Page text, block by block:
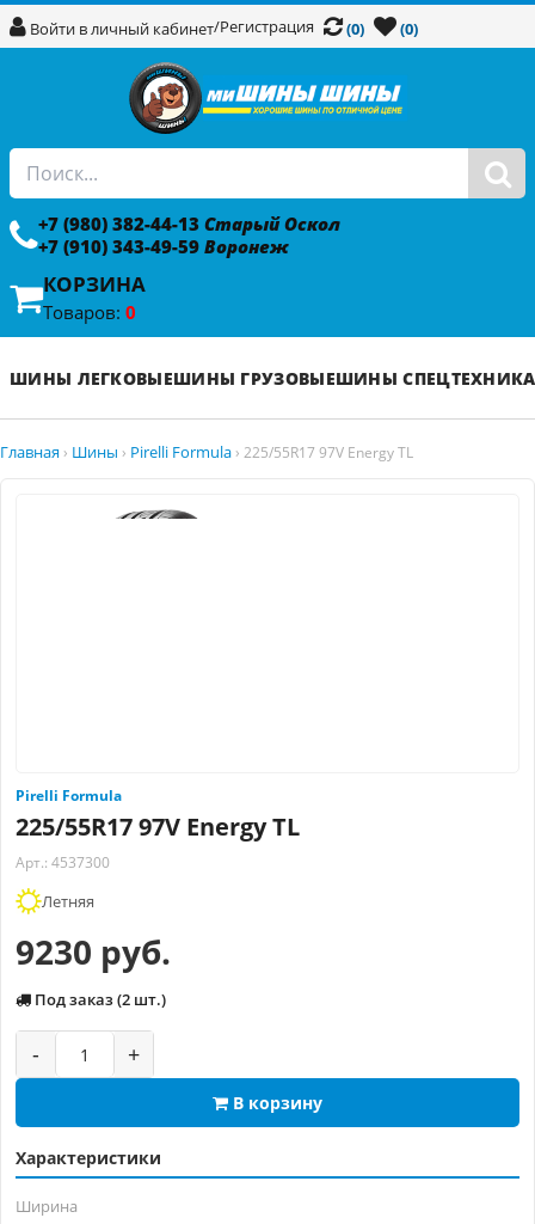
Войти в личный кабинет/Регистрация (0) (0)
+7 (980) 382-44-13 Старый Оскол
+7 (910) 343-49-59 Воронеж
КОРЗИНА
Товаров: 0
ШИНЫ ЛЕГКОВЫЕШИНЫ ГРУЗОВЫЕШИНЫ СПЕЦТЕХНИКА
Главная › Шины › Pirelli Formula › 225/55R17 97V Energy TL
Pirelli Formula
225/55R17 97V Energy TL
Арт.: 4537300
Летняя
9230 руб.
Под заказ (2 шт.)
- +
В корзину
Характеристики
Ширина